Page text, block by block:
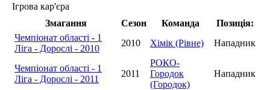
Ігрова кар'єра
Змагання
Сезон Команда
Позиція:
Чемпіонат області - 1
Ліга - Дорослі - 2010
2010 Хімік (Рівне) Нападник
Чемпіонат області - 1
Ліга - Дорослі - 2011
2011
РОКО-
Городок
(Городок)
Нападник